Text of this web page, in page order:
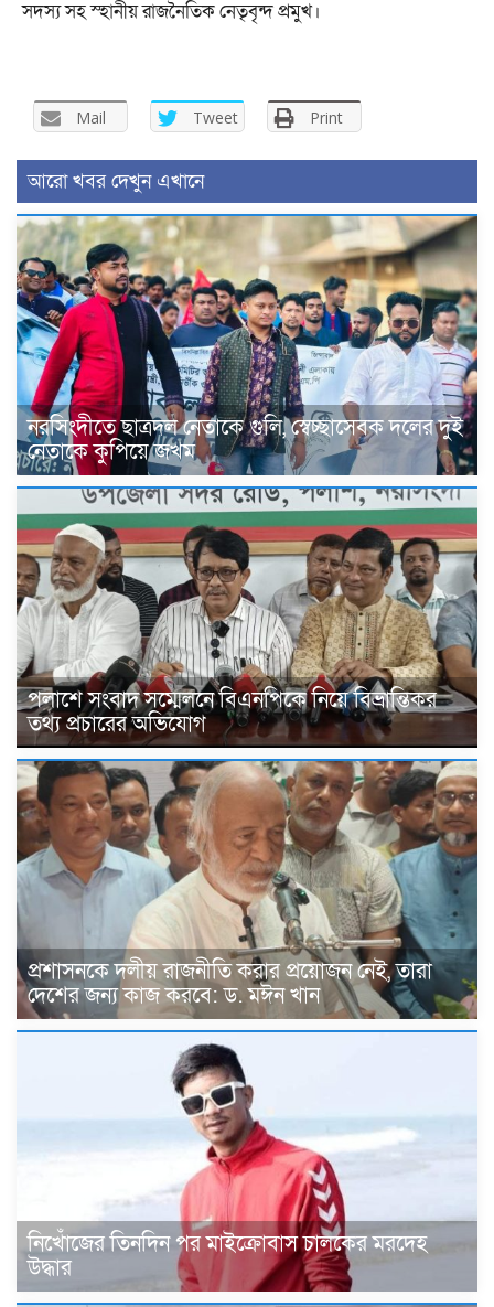
সদস্য সহ স্হানীয় রাজনৈতিক নেতৃবৃন্দ প্রমুখ।
Mail Tweet Print
আরো খবর দেখুন এখানে
নরসিংদীতে ছাত্রদল নেতাকে গুলি, স্বেচ্ছাসেবক দলের দুই
নেতাকে কুপিয়ে জখম
পলাশে সংবাদ সম্মেলনে বিএনপিকে নিয়ে বিভ্রান্তিকর
তথ্য প্রচারের অভিযোগ
প্রশাসনকে দলীয় রাজনীতি করার প্রয়োজন নেই, তারা
দেশের জন্য কাজ করবে: ড. মঈন খান
নিখোঁজের তিনদিন পর মাইক্রোবাস চালকের মরদেহ
উদ্ধার